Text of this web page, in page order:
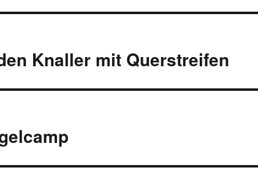
Knaller mit Querstreifen